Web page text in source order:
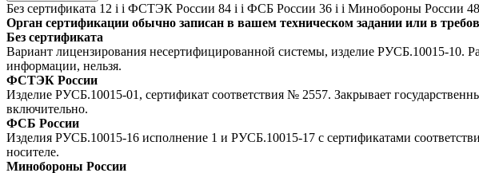
Без сертификата 12 i i ФСТЭК России 84 i i ФСБ России 36 i i Минобороны России 48
Орган сертификации обычно записан в вашем техническом задании или в
Без сертификата
Вариант лицензирования несертифицированной системы, изделие РУСБ.10015-10.
информации, нельзя.
ФСТЭК России
Изделие РУСБ.10015-01, сертификат соответствия № 2557. Закрывает
включительно.
ФСБ России
Изделия РУСБ.10015-16 исполнение 1 и РУСБ.10015-17 с сертификатами
носителе.
Минобороны России